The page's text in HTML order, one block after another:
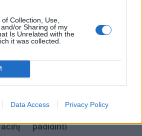
Collection, Use,
or Sharing of my
Is Unrelated with the
it was collected.
Data Access Privacy Policy
stirna
Nedideliame mieste - per
padidinti